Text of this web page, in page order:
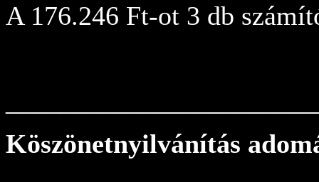
A 176.246 Ft-ot 3 db
Köszönetnyilvánítás